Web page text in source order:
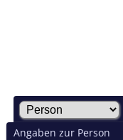
Angaben zur Person